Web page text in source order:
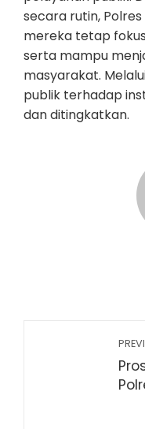
secara rutin,
mereka tetap
serta mampu
masyarakat.
publik terhadap
dan ditingkatkan.